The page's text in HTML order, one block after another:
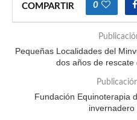
COMPARTIR 0
Pequeñas Localidades del
dos años de rescate
Fundación Equinoterapia